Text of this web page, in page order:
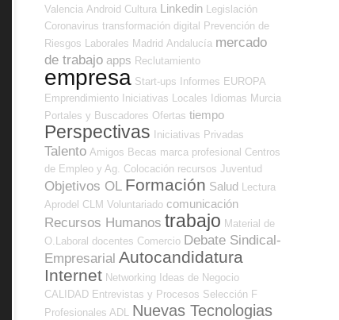
Valencia Android Cultura Linkedin
Legislación
Coronavirus transformación digital
Prevención de
Riesgos Laborales Madrid Andalucía mercado
de trabajo apps Reclutamiento
empresa Start-ups Informes EUROPA
Emprendimiento Iniciativas Locales Idiomas Murcia
Portales y Buscadores Ofertas tiempo
Perspectivas Iniciativas Privadas
Talento Amigos Becas marca profesional Centros
de Empleo y Ag. Colocación recursos Juventud
Objetivos OL Formación Salud
Lectura
Aprodel CLM Voluntariado comunicación
Recursos Humanos trabajo Material de
O.Laboral docentes Comercio Debate Sindical-
Empresarial Autocandidatura
Internet Networking
Ideas de Negocio
CALIDAD Entrevistas y Procesos Selección F
Profesionales ADL
Nuevas Tecnologias